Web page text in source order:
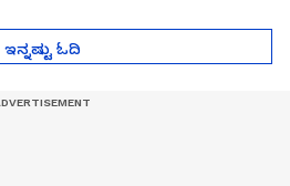
ಇನ್ನಷ್ಟು ಓದಿ